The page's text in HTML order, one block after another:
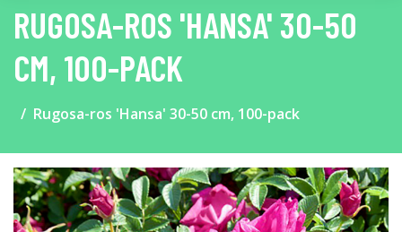
RUGOSA-ROS 'HANSA' 30-50
CM, 100-PACK
Rugosa-ros 'Hansa' 30-50 cm, 100-pack